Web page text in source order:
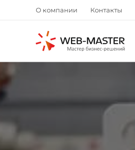
О компании Контакты